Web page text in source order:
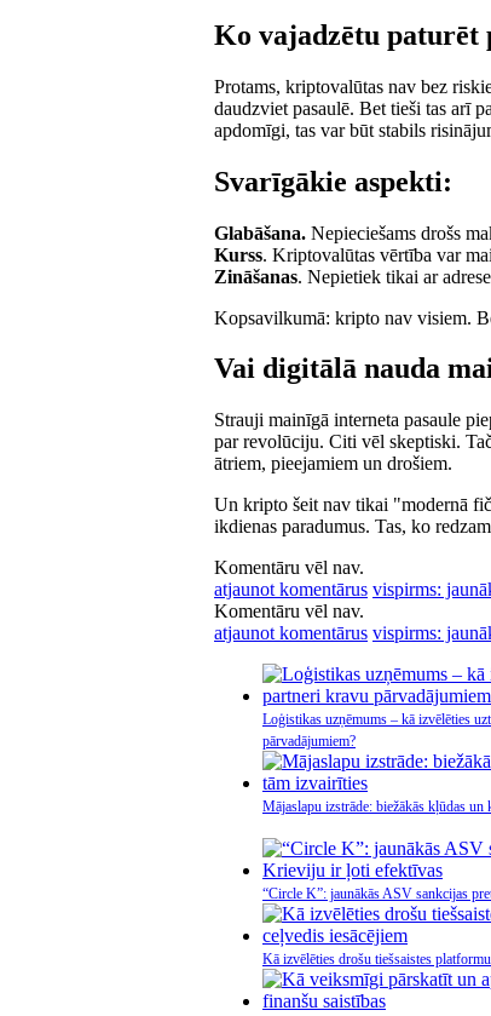
Ko vajadzētu paturēt
Protams, kriptovalūtas nav bez
daudzviet pasaulē. Bet tieši tas arī
apdomīgi, tas var būt stabils
Svarīgākie aspekti:
Glabāšana. Nepieciešams drošs
Kurss. Kriptovalūtas vērtība var
Zināšanas. Nepietiek tikai ar
Kopsavilkumā: kripto nav visiem.
Vai digitālā nauda
Strauji mainīgā interneta pasaule
par revolūciju. Citi vēl skeptiski.
ātriem, pieejamiem un drošiem.
Un kripto šeit nav tikai "modernā
ikdienas paradumus. Tas, ko
Komentāru vēl nav.
atjaunot komentārus vispirms:
Komentāru vēl nav.
atjaunot komentārus vispirms:
Loģistikas uzņēmums – kā izvēlēties
pārvadājumiem?
Mājaslapu izstrāde: biežākās kļūdas un
“Circle K”: jaunākās ASV sankcijas
Kā izvēlēties drošu tiešsaistes